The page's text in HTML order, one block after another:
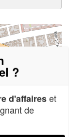
?
d'affaireset
de